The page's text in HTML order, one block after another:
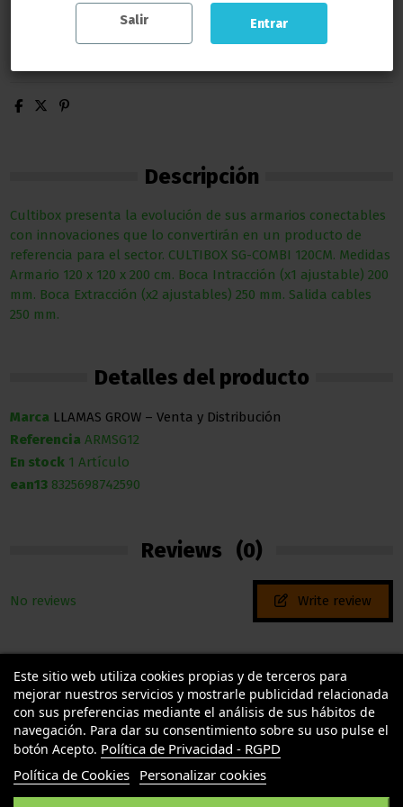
Descripción
Cultibox presenta la evolución de sus armarios conectables
con innovaciones que lo convertirán en un producto de
referencia para el sector. CULTIBOX SG-COMBI 120CM. Medidas
Armario 120 x 120 x 200 cm. Boca Intracción (x1 ajustable) 200
mm. Boca Extracción (x2 ajustables) 250 mm. Salida cables
250 mm.
Detalles del producto
Marca LLAMAS GROW – Venta y Distribución
Referencia ARMSG12
En stock 1 Artículo
ean13 8325698742590
Reviews (0)
No reviews Write review
TU LLAMAS GROW
Salir Entrar
Este sitio web utiliza cookies propias y de terceros para
mejorar nuestros servicios y mostrarle publicidad relacionada
con sus preferencias mediante el análisis de sus hábitos de
navegación. Para dar su consentimiento sobre su uso pulse el
botón Acepto. Política de Privacidad - RGPD
Política de Cookies Personalizar cookies